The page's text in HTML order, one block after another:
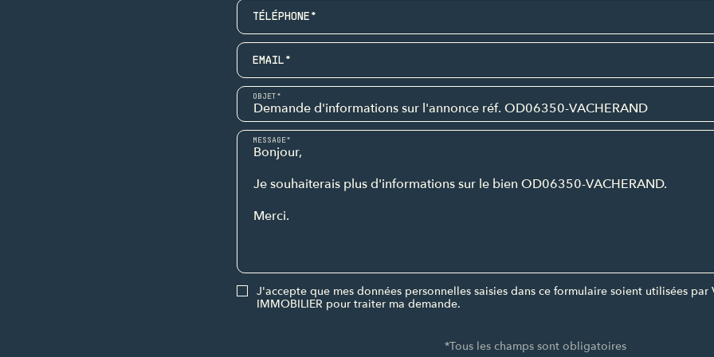
TÉLÉPHONE*
EMAIL*
OBJET*
MESSAGE*
J'accepte que mes données personnelles saisies dans ce formulaire soient utilisées par
IMMOBILIER pour traiter ma demande.
*Tous les champs sont obligatoires